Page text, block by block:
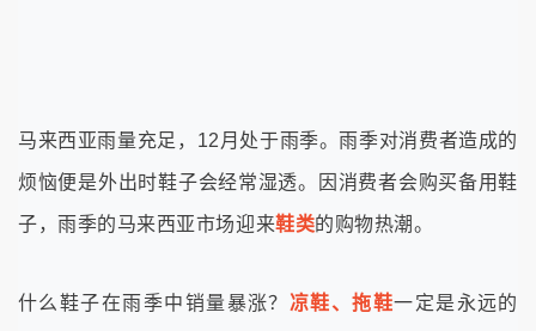
马来西亚雨量充足，12月处于雨季。雨季对消费者造成的
烦恼便是外出时鞋子会经常湿透。因消费者会购买备用鞋
子，雨季的马来西亚市场迎来鞋类的购物热潮。
什么鞋子在雨季中销量暴涨？ 凉鞋、拖鞋一定是永远的